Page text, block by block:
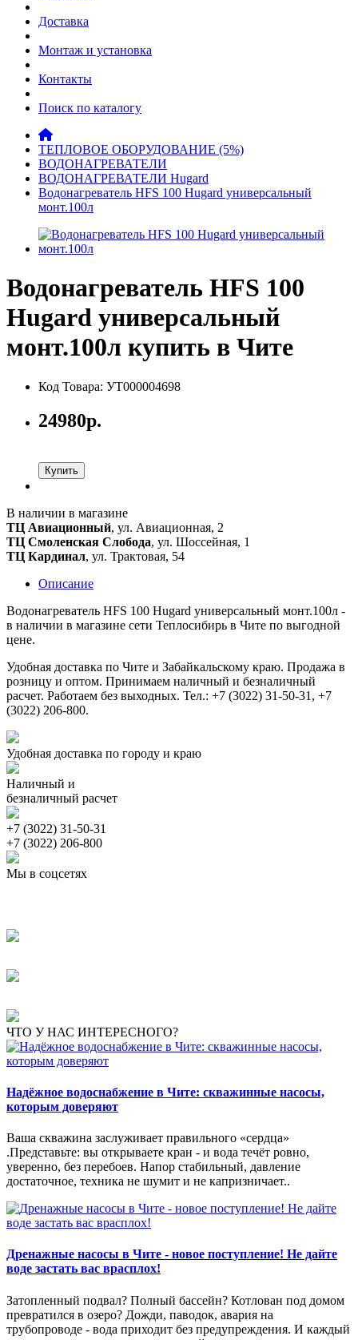
Доставка
Монтаж и установка
Контакты
Поиск по каталогу
ТЕПЛОВОЕ ОБОРУДОВАНИЕ (5%)
ВОДОНАГРЕВАТЕЛИ
ВОДОНАГРЕВАТЕЛИ Hugard
Водонагреватель HFS 100 Hugard универсальный
монт.100л
Водонагреватель HFS 100
Hugard универсальный
монт.100л купить в Чите
Код Товара: УТ000004698
24980р.
Купить
В наличии в магазине
ТЦ Авиационный, ул. Авиационная, 2
ТЦ Смоленская Слобода, ул. Шоссейная, 1
ТЦ Кардинал, ул. Трактовая, 54
Описание
Водонагреватель HFS 100 Hugard универсальный монт.100л -
в наличии в магазине сети Теплосибирь в Чите по выгодной
цене.
Удобная доставка по Чите и Забайкальскому краю. Продажа в
розницу и оптом. Принимаем наличный и безналичный
расчет. Работаем без выходных. Тел.: +7 (3022) 31-50-31, +7
(3022) 206-800.
Удобная доставка по городу и краю
Наличный и
безналичный расчет
+7 (3022) 31-50-31
+7 (3022) 206-800
Мы в соцсетях
ЧТО У НАС ИНТЕРЕСНОГО?
Надёжное водоснабжение в Чите: скважинные насосы,
которым доверяют
Ваша скважина заслуживает правильного «сердца»
.Представьте: вы открываете кран - и вода течёт ровно,
уверенно, без перебоев. Напор стабильный, давление
достаточное, техника не шумит и не капризничает..
Дренажные насосы в Чите - новое поступление! Не дайте
воде застать вас врасплох!
Затопленный подвал? Полный бассейн? Котлован под домом
превратился в озеро? Дожди, паводок, авария на
трубопроводе - вода приходит без предупреждения. И каждый